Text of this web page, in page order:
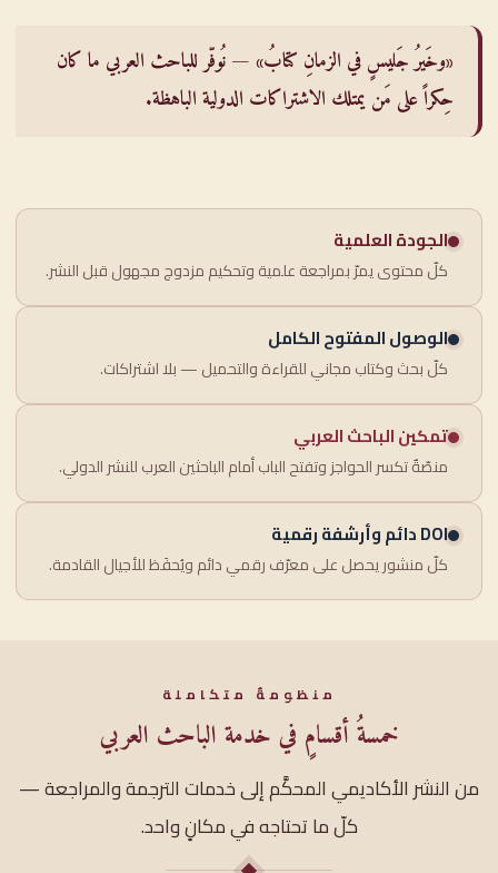
«وخَيرُ جَليسٍ في الزمانِ كتابُ» — نُوفّر للباحث العربي ما كان
حِكراً على مَن يمتلك الاشتراكات الدولية الباهظة.
الجودة العلمية
كلّ محتوى يمرّ بمراجعة علمية وتحكيم مزدوج مجهول قبل النشر.
الوصول المفتوح الكامل
كلّ بحث وكتاب مجاني للقراءة والتحميل — بلا اشتراكات.
تمكين الباحث العربي
منصّةٌ تكسر الحواجز وتفتح الباب أمام الباحثين العرب للنشر الدولي.
DOI دائم وأرشفة رقمية
كلّ منشور يحصل على معرّف رقمي دائم ويُحفَظ للأجيال القادمة.
منظومةٌ متكاملة
خمسةُ أقسامٍ في خدمة الباحث العربي
من النشر الأكاديمي المحكَّم إلى خدمات الترجمة والمراجعة —
كلّ ما تحتاجه في مكانٍ واحد.